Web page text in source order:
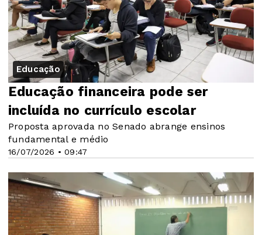
Educação
16/07/2026 • 09:47
Educação financeira pode ser
incluída no currículo escolar
Proposta aprovada no Senado abrange ensinos
fundamental e médio